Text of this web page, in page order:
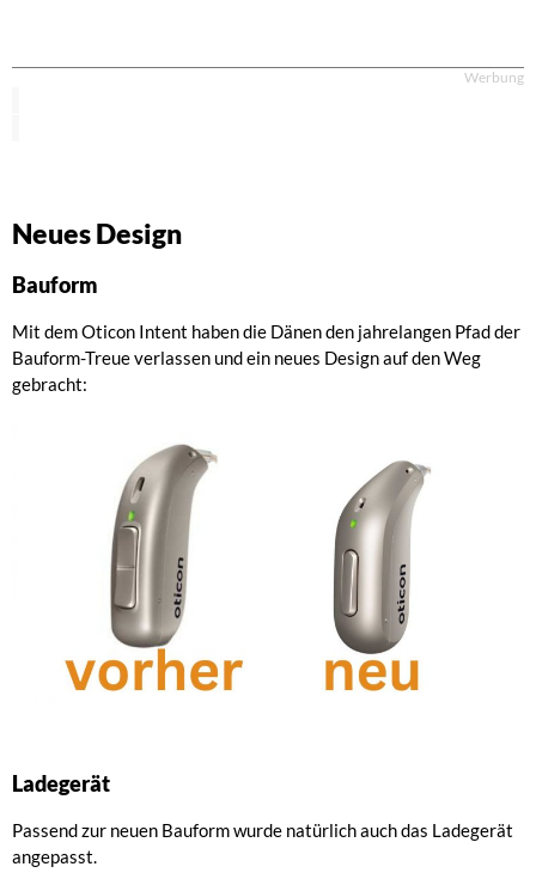
Werbung
Neues Design
Bauform
Mit dem Oticon Intent haben die Dänen den jahrelangen Pfad der
Bauform-Treue verlassen und ein neues Design auf den Weg
gebracht:
Ladegerät
Passend zur neuen Bauform wurde natürlich auch das Ladegerät
angepasst.